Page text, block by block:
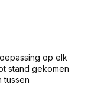
op elk
stand gekomen
tussen